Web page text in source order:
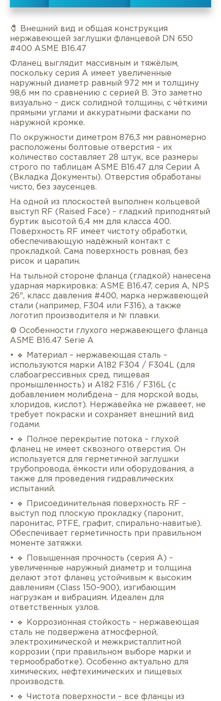
Описание Характеристики
Услуги Оплата/доставка
🧷 Внешний вид и общая конструкция
нержавеющей заглушки фланцевой DN 650
#400 ASME B16.47
Фланец выглядит массивным и тяжёлым,
поскольку серия A имеет увеличенные
наружный диаметр равный 972 мм и толщину
98,6 мм по сравнению с серией B. Это заметно
визуально – диск солидной толщины, с чёткими
прямыми углами и аккуратными фасками по
наружной кромке.
По окружности диметром 876,3 мм равномерно
расположены болтовые отверстия – их
количество составляет 28 штук, все размеры
строго по таблицам ASME B16.47 для Серии A
(Вкладка Документы). Отверстия обработаны
чисто, без заусенцев.
На одной из плоскостей выполнен кольцевой
выступ RF (Raised Face) – гладкий приподнятый
буртик высотой 6,4 мм для класса 400.
Поверхность RF имеет чистоту обработки,
обеспечивающую надёжный контакт с
прокладкой. Сама поверхность ровная, без
рисок и царапин.
На тыльной стороне фланца (гладкой) нанесена
ударная маркировка: ASME B16.47, серия A, NPS
26", класс давления #400, марка нержавеющей
стали (например, F304 или F316), а также
логотип производителя и № плавки.
⚙️ Особенности глухого нержавеющего фланца
ASME B16.47 Serie A
• 🔹 Материал – нержавеющая сталь –
используются марки A182 F304 / F304L (для
слабоагрессивных сред, пищевая
промышленность) и A182 F316 / F316L (с
добавлением молибдена – для морской воды,
хлоридов, кислот). Нержавейка не ржавеет, не
требует покраски и сохраняет внешний вид
годами.
• 🔹 Полное перекрытие потока – глухой
фланец не имеет сквозного отверстия. Он
используется для герметичной заглушки
трубопровода, ёмкости или оборудования, а
также для проведения гидравлических
испытаний.
• 🔹 Присоединительная поверхность RF –
выступ под плоскую прокладку (паронит,
паронитас, PTFE, графит, спирально-навитые).
Обеспечивает герметичность при правильном
моменте затяжки.
• 🔹 Повышенная прочность (серия A) –
увеличенные наружный диаметр и толщина
делают этот фланец устойчивым к высоким
давлениям (Class 150–900), изгибающим
нагрузкам и вибрациям. Идеален для
ответственных узлов.
• 🔹 Коррозионная стойкость – нержавеющая
сталь не подвержена атмосферной,
электрохимической и межкристаллитной
коррозии (при правильном выборе марки и
термообработке). Особенно актуально для
химических, нефтехимических и пищевых
производств.
• 🔹 Чистота поверхности – все фланцы из